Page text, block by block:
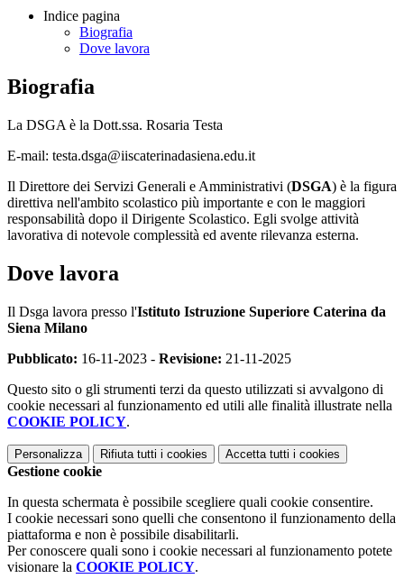
Indice pagina
Biografia
Dove lavora
Biografia
La DSGA è la Dott.ssa. Rosaria Testa
E-mail: testa.dsga@iiscaterinadasiena.edu.it
Il Direttore dei Servizi Generali e Amministrativi (DSGA) è la figura
direttiva nell'ambito scolastico più importante e con le maggiori
responsabilità dopo il Dirigente Scolastico. Egli svolge attività
lavorativa di notevole complessità ed avente rilevanza esterna.
Dove lavora
Il Dsga lavora presso l'Istituto Istruzione Superiore Caterina da
Siena Milano
Pubblicato: 16-11-2023 - Revisione: 21-11-2025
Questo sito o gli strumenti terzi da questo utilizzati si avvalgono di
cookie necessari al funzionamento ed utili alle finalità illustrate nella
COOKIE POLICY.
Personalizza Rifiuta tutti i cookies Accetta tutti i cookies
Gestione cookie
In questa schermata è possibile scegliere quali cookie consentire.
I cookie necessari sono quelli che consentono il funzionamento della
piattaforma e non è possibile disabilitarli.
Per conoscere quali sono i cookie necessari al funzionamento potete
visionare la COOKIE POLICY.